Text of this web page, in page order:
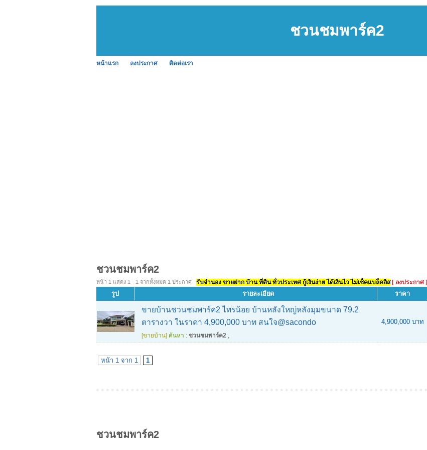
ชวนชมพาร์ค2
หน้าแรก ลงประกาศ ติดต่อเรา
ชวนชมพาร์ค2
หน้า 1 แสดง 1 - 1 จากทั้งหมด 1 ประกาศ รับจำนอง ขายฝาก บ้าน ที่ดิน ทั่วประเทศ กู้เงินง่าย ได้เงินไว ไม่เช็คแบล็คลิส [ ลงประกาศ ]
รูป รายละเอียด ราคา
ขายบ้านชวนชมพาร์ค2 ไทรน้อย บ้านหลังใหญ่หลังมุมขนาด 79.2
ตารางวา ในราคา 4,900,000 บาท สนใจ@sacondo
[ขายบ้าน] ค้นหา : ชวนชมพาร์ค2 ,
4,900,000 บาท
หน้า 1 จาก 1 1
ชวนชมพาร์ค2